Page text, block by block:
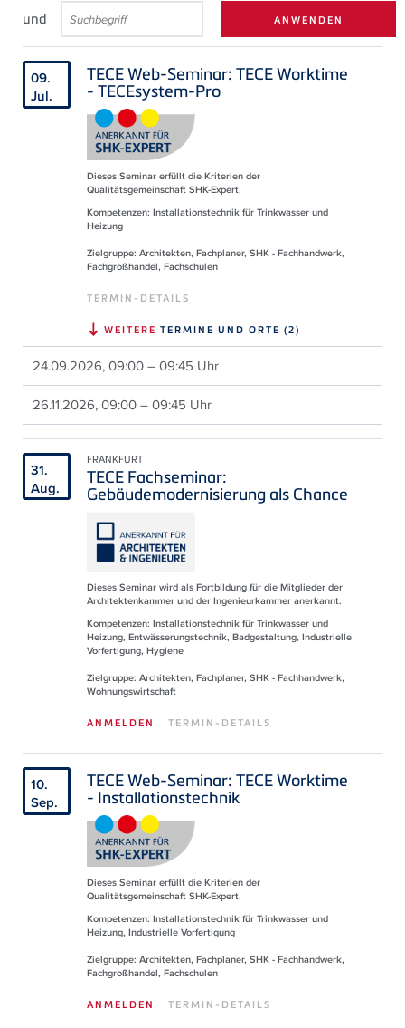
und
09.
Jul.
TECE Web-Seminar: TECE Worktime
- TECEsystem-Pro
Dieses Seminar erfüllt die Kriterien der
Qualitätsgemeinschaft SHK-Expert.
Kompetenzen: Installationstechnik für Trinkwasser und
Heizung
Zielgruppe: Architekten, Fachplaner, SHK - Fachhandwerk,
Fachgroßhandel, Fachschulen
TERMIN-DETAILS
WEITERE TERMINE UND ORTE (2)
24.09.2026, 09:00 – 09:45 Uhr
26.11.2026, 09:00 – 09:45 Uhr
31.
Aug.
FRANKFURT
TECE Fachseminar:
Gebäudemodernisierung als Chance
Dieses Seminar wird als Fortbildung für die Mitglieder der
Architektenkammer und der Ingenieurkammer anerkannt.
Kompetenzen: Installationstechnik für Trinkwasser und
Heizung, Entwässerungstechnik, Badgestaltung, Industrielle
Vorfertigung, Hygiene
Zielgruppe: Architekten, Fachplaner, SHK - Fachhandwerk,
Wohnungswirtschaft
ANMELDEN TERMIN-DETAILS
10.
Sep.
TECE Web-Seminar: TECE Worktime
- Installationstechnik
Dieses Seminar erfüllt die Kriterien der
Qualitätsgemeinschaft SHK-Expert.
Kompetenzen: Installationstechnik für Trinkwasser und
Heizung, Industrielle Vorfertigung
Zielgruppe: Architekten, Fachplaner, SHK - Fachhandwerk,
Fachgroßhandel, Fachschulen
ANMELDEN TERMIN-DETAILS